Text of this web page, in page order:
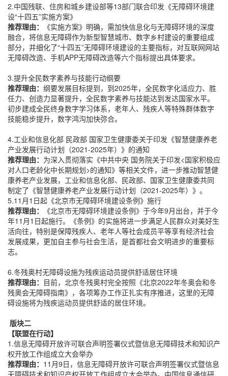
2.中国残联、住房和城乡建设部等13部门联合印发《无障碍环境建
设“十四五”实施方案》
推荐理由：
《实施方案》明确，需加快信息化与无障碍环境的深度
融合，将信息无障碍作为新型智慧城市、数字乡村建设的重要组成
部分，并细化了“十四五”无障碍环境建设的主要指标，对互联网网站
无障碍改造、手机APP无障碍改造等六个指标提出具体要求。
3.提升全民数字素养与技能行动纲要
推荐理由： 纲要发展目标提到，到2025年，全民数字化适应力、胜
任力、创造力显著提升，全民数字素养与技能达到发达国家水平。
初步建成全民终身数字学习体系，老年人、残疾人等特殊群体数字
技能稳步提升，数字鸿沟加快弥合。
4.工业和信息化部 民政部 国家卫生健康委关于印发《智慧健康养老
产业发展行动计划（2021-2025年）》的通知
推荐理由： 为深入贯彻落实《中共中央 国务院关于印发<国家积极应
对人口老龄化中长期规划>的通知》等相关文件，进一步推动智慧健
康养老产业发展，工业和信息化部、民政部、国家卫生健康委共同
制定了《智慧健康养老产业发展行动计划（2021-2025年）》。
5.11月1日起《北京市无障碍环境建设条例》施行
推荐理由：
《北京市无障碍环境建设条例》于今年9月出台，并于今
年11月1日起施行。《条例》的实施将进一步满足人民群众对美好生
活向往，特别是保障残疾人、老年人等社会成员平等享有经济社会
发展成果，更加自主参与社会生活，是首都社会文明进步的重要标
志。
6.冬残奥村无障碍设施为残疾运动员提供舒适居住环境
推荐理由： 目前，北京冬残奥村完全按照《北京2022年冬奥会和冬
残奥会无障碍指南》，各项筹办工作正扎实有序推进，这里的无障
碍设施将为残疾运动员提供舒适的居住环境。
版块二
【联盟在行动】
1.信息无障碍开放许可联合声明签署仪式暨信息无障碍技术和知识产
权开放工作组成立大会举办
推荐理由： 11月9日，信息无障碍开放许可联合声明签署仪式暨信息
无障碍技术和知识产权开放工作组成立大会举办。中国信息通信研